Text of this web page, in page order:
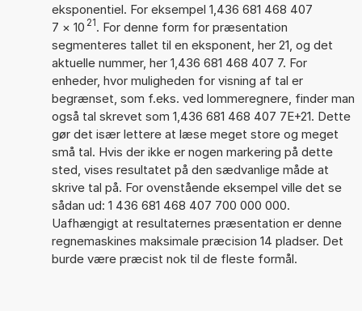
eksponentiel. For eksempel 1,436 681 468 407
7 × 10 21. For denne form for præsentation
segmenteres tallet til en eksponent, her 21, og det
aktuelle nummer, her 1,436 681 468 407 7. For
enheder, hvor muligheden for visning af tal er
begrænset, som f.eks. ved lommeregnere, finder man
også tal skrevet som 1,436 681 468 407 7E+21. Dette
gør det især lettere at læse meget store og meget
små tal. Hvis der ikke er nogen markering på dette
sted, vises resultatet på den sædvanlige måde at
skrive tal på. For ovenstående eksempel ville det se
sådan ud: 1 436 681 468 407 700 000 000.
Uafhængigt at resultaternes præsentation er denne
regnemaskines maksimale præcision 14 pladser. Det
burde være præcist nok til de fleste formål.